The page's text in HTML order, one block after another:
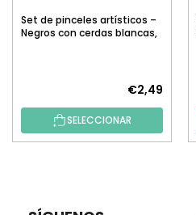
Set de pinceles artísticos –
Negros con cerdas blancas,
€2,49
SELECCIONAR